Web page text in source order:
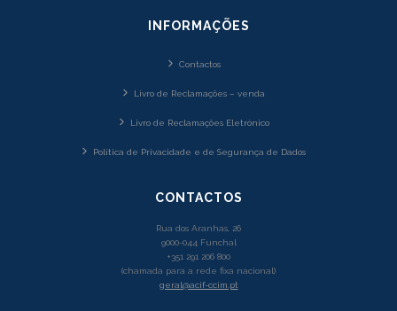
INFORMAÇÕES
Contactos
Livro de Reclamações – venda
Livro de Reclamações Eletrónico
Política de Privacidade e de Segurança de Dados
CONTACTOS
Rua dos Aranhas, 26
9000-044 Funchal
+351 291 206 800
(chamada para a rede fixa nacional)
geral@acif-ccim.pt